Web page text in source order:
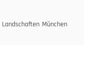
Landschaften München